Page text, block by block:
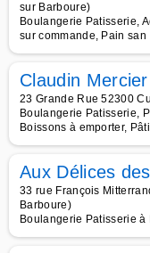
sur Barboure)
Boulangerie Patisserie,
sur commande, Pain san
Claudin Mercier
23 Grande Rue 52300
Boulangerie Patisserie,
Boissons à emporter,
Aux Délices
33 rue François
Barboure)
Boulangerie Patisserie à